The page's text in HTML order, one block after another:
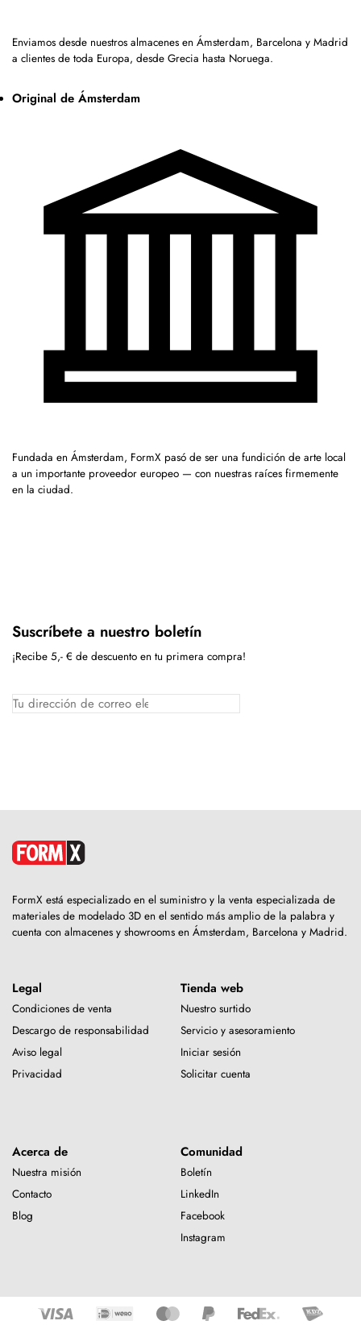
Enviamos desde nuestros almacenes en Ámsterdam, Barcelona y Madrid
a clientes de toda Europa, desde Grecia hasta Noruega.
Original de Ámsterdam
Fundada en Ámsterdam, FormX pasó de ser una fundición de arte local
a un importante proveedor europeo — con nuestras raíces firmemente
en la ciudad.
Suscríbete a nuestro boletín
¡Recibe 5,- € de descuento en tu primera compra!
FormX está especializado en el suministro y la venta especializada de
materiales de modelado 3D en el sentido más amplio de la palabra y
cuenta con almacenes y showrooms en Ámsterdam, Barcelona y Madrid.
Legal
Condiciones de venta
Descargo de responsabilidad
Aviso legal
Privacidad
Tienda web
Nuestro surtido
Servicio y asesoramiento
Iniciar sesión
Solicitar cuenta
Acerca de
Nuestra misión
Contacto
Blog
Comunidad
Boletín
LinkedIn
Facebook
Instagram